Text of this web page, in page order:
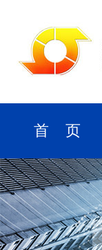
首 页
劳务派遣